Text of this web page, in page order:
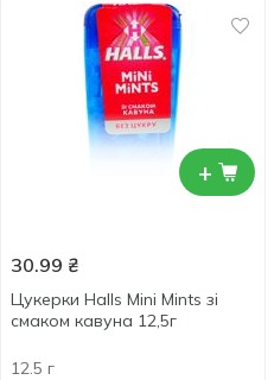
+
30.99 ₴
Цукерки Halls Mini Mints зі
смаком кавуна 12,5г
12.5 г